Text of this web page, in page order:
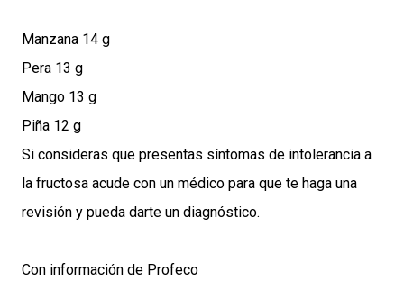
Manzana 14 g
Pera 13 g
Mango 13 g
Piña 12 g
Si consideras que presentas síntomas de intolerancia a
la fructosa acude con un médico para que te haga una
revisión y pueda darte un diagnóstico.
Con información de Profeco